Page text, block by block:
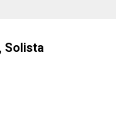
Solista